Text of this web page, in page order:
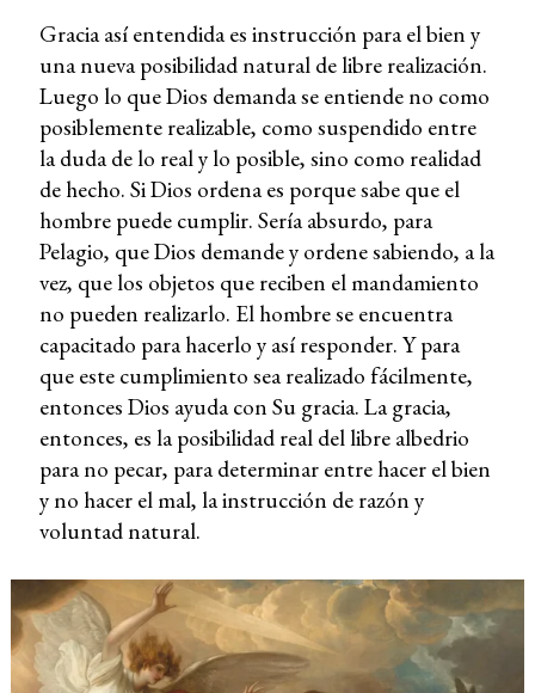
Gracia así entendida es instrucción para el bien y
una nueva posibilidad natural de libre realización.
Luego lo que Dios demanda se entiende no como
posiblemente realizable, como suspendido entre
la duda de lo real y lo posible, sino como realidad
de hecho. Si Dios ordena es porque sabe que el
hombre puede cumplir. Sería absurdo, para
Pelagio, que Dios demande y ordene sabiendo, a la
vez, que los objetos que reciben el mandamiento
no pueden realizarlo. El hombre se encuentra
capacitado para hacerlo y así responder. Y para
que este cumplimiento sea realizado fácilmente,
entonces Dios ayuda con Su gracia. La gracia,
entonces, es la posibilidad real del libre albedrio
para no pecar, para determinar entre hacer el bien
y no hacer el mal, la instrucción de razón y
voluntad natural.